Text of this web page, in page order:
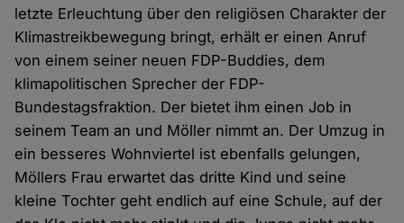
letzte Erleuchtung über den religiösen Charakter der
Klimastreikbewegung bringt, erhält er einen Anruf
von einem seiner neuen FDP-Buddies, dem
klimapolitischen Sprecher der FDP-
Bundestagsfraktion. Der bietet ihm einen Job in
seinem Team an und Möller nimmt an. Der Umzug in
ein besseres Wohnviertel ist ebenfalls gelungen,
Möllers Frau erwartet das dritte Kind und seine
kleine Tochter geht endlich auf eine Schule, auf der